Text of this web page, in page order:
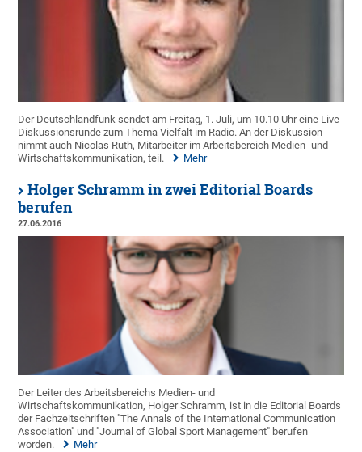
Der Deutschlandfunk sendet am Freitag, 1. Juli, um 10.10 Uhr eine Live-
Diskussionsrunde zum Thema Vielfalt im Radio. An der Diskussion
nimmt auch Nicolas Ruth, Mitarbeiter im Arbeitsbereich Medien- und
Wirtschaftskommunikation, teil.
Mehr
Holger Schramm in zwei Editorial Boards
berufen
27.06.2016
Der Leiter des Arbeitsbereichs Medien- und
Wirtschaftskommunikation, Holger Schramm, ist in die Editorial Boards
der Fachzeitschriften "The Annals of the International Communication
Association" und "Journal of Global Sport Management" berufen
worden.
Mehr